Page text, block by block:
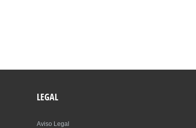
LEGAL
Aviso Legal